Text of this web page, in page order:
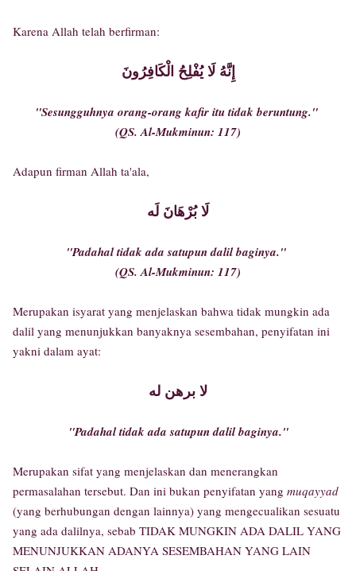
Karena Allah telah berfirman:
إِنَّهُ لَا يُفْلِحُ الْكَافِرُونَ
"Sesungguhnya orang-orang kafir itu tidak beruntung."
(QS. Al-Mukminun: 117)
Adapun firman Allah ta'ala,
لَا بُرْهَانَ لَه
"Padahal tidak ada satupun dalil baginya."
(QS. Al-Mukminun: 117)
Merupakan isyarat yang menjelaskan bahwa tidak mungkin ada
dalil yang menunjukkan banyaknya sesembahan, penyifatan ini
yakni dalam ayat:
لا برهن له
"Padahal tidak ada satupun dalil baginya."
Merupakan sifat yang menjelaskan dan menerangkan
permasalahan tersebut. Dan ini bukan penyifatan yang muqayyad
(yang berhubungan dengan lainnya) yang mengecualikan sesuatu
yang ada dalilnya, sebab TIDAK MUNGKIN ADA DALIL YANG
MENUNJUKKAN ADANYA SESEMBAHAN YANG LAIN